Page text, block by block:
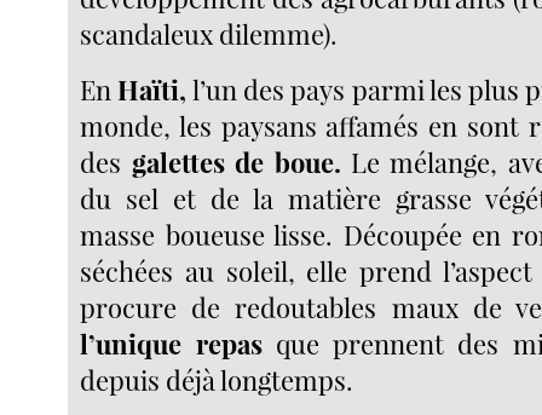
scandaleux dilemme).
EnHaïti, l’un des pays parmi les plus
monde, les paysans affamés en sont
des galettes de boue. Le mélange,
du sel et de la matière grasse
masse boueuse lisse. Découpée en
séchées au soleil, elle prend
procure de redoutables maux de
l’unique repas que prennent des
depuis déjà longtemps.